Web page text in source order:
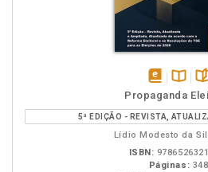
disponível
em
eBook
na
B.V.
Propaganda
5ª EDIÇÃO - REVISTA,
Lídio Modesto da
ISBN:
Páginas: 348